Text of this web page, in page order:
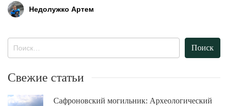
Недолужко Артем
Свежие статьи
Сафроновский могильник: Археологический